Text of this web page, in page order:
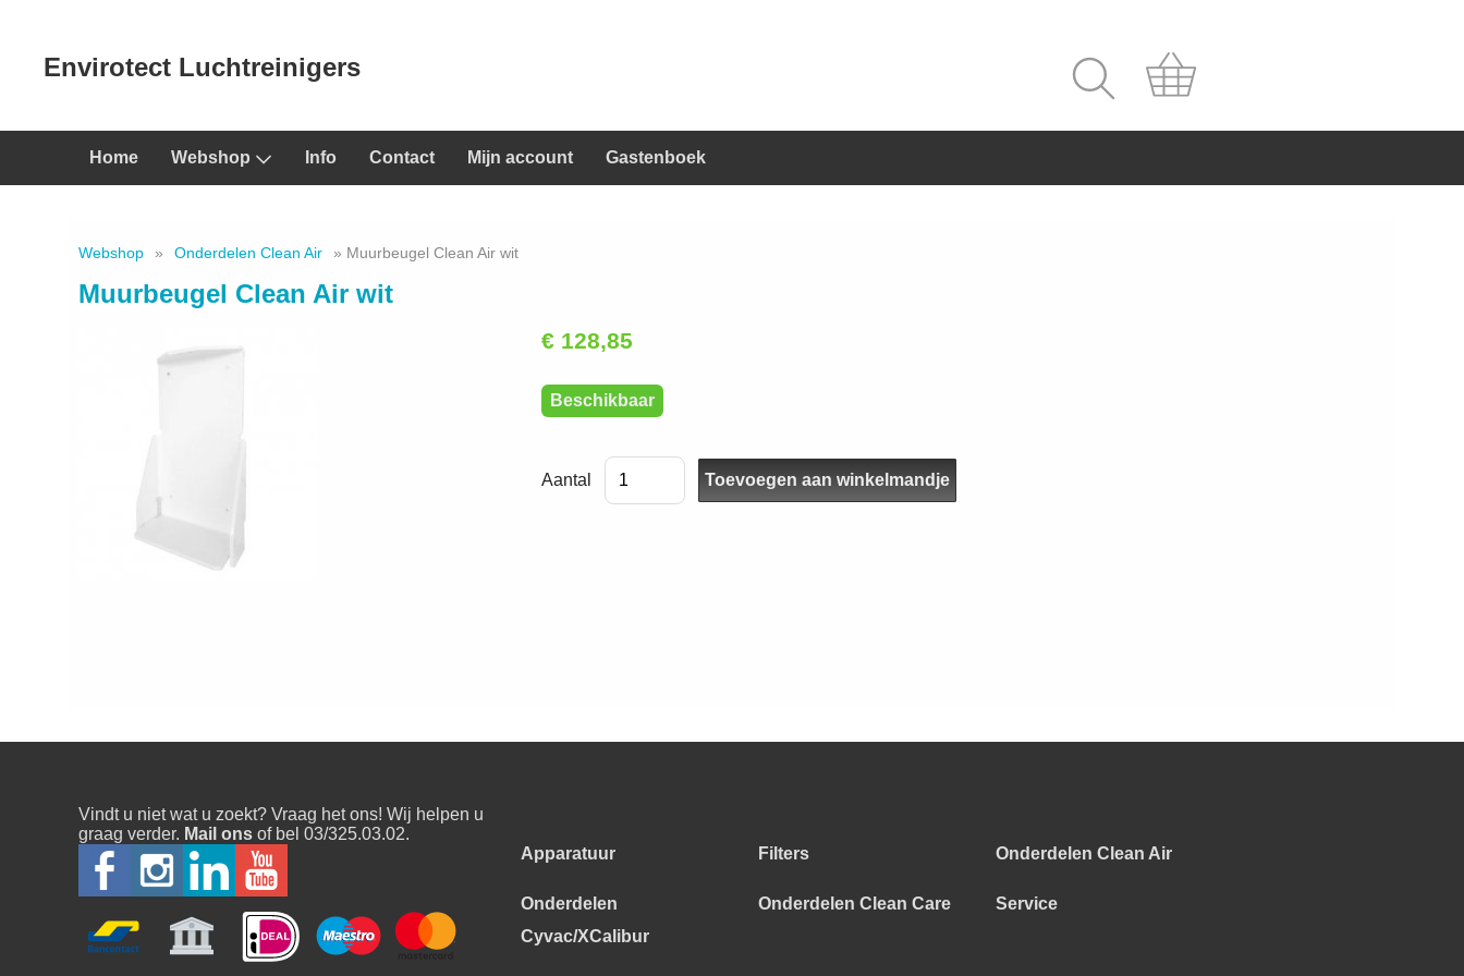
Envirotect Luchtreinigers
Home Webshop Info Contact Mijn account Gastenboek
Webshop » Onderdelen Clean Air » Muurbeugel Clean Air wit
Muurbeugel Clean Air wit
€ 128,85
Beschikbaar
Aantal
Vindt u niet wat u zoekt? Vraag het ons! Wij helpen u
graag verder. Mail ons of bel 03/325.03.02.
Apparatuur
Filters Onderdelen Clean Air
Onderdelen
Cyvac/XCalibur
Onderdelen Clean Care Service